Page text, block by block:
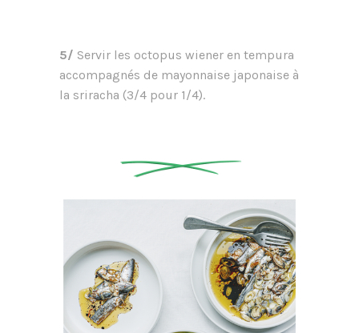
5/ Servir les octopus wiener en tempura
accompagnés de mayonnaise japonaise à
la sriracha (3/4 pour 1/4).